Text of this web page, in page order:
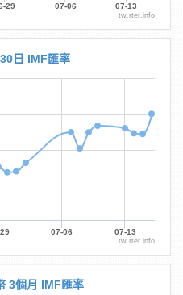
29 07-06 07-13
tw.rter.info
日 IMF匯率
07-06 07-13
tw.rter.info
3個月 IMF匯率